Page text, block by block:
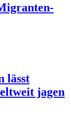
lässt
jagen